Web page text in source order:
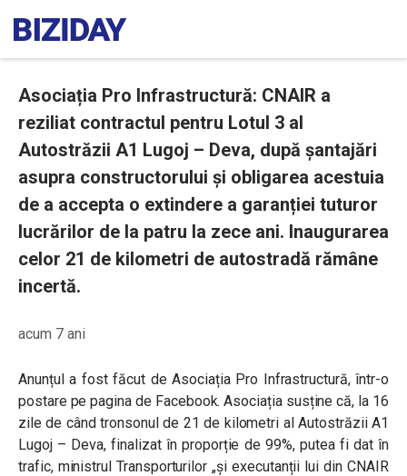
Asociația Pro Infrastructură: CNAIR a
reziliat contractul pentru Lotul 3 al
Autostrăzii A1 Lugoj – Deva, după șantajări
asupra constructorului și obligarea acestuia
de a accepta o extindere a garanției tuturor
lucrărilor de la patru la zece ani. Inaugurarea
celor 21 de kilometri de autostradă rămâne
incertă.
acum 7 ani
Anunțul a fost făcut de Asociația Pro Infrastructură, într-o
postare pe pagina de Facebook. Asociația susține că, la 16
zile de când tronsonul de 21 de kilometri al Autostrăzii A1
Lugoj – Deva, finalizat în proporție de 99%, putea fi dat în
trafic, ministrul Transporturilor „și executanții lui din CNAIR